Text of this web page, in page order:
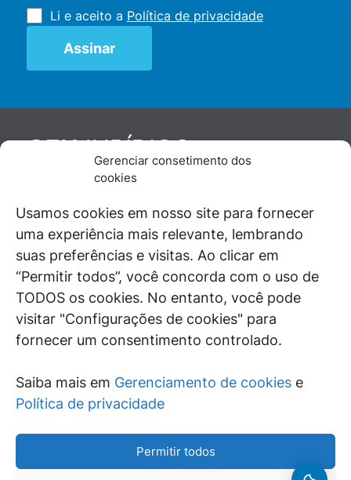
Gerenciar consetimento dos
cookies
Usamos cookies em nosso site para fornecer
uma experiência mais relevante, lembrando
suas preferências e visitas. Ao clicar em
“Permitir todos”, você concorda com o uso de
TODOS os cookies. No entanto, você pode
visitar "Configurações de cookies" para
fornecer um consentimento controlado.
Saiba mais em Gerenciamento de cookies e
Política de privacidade
Permitir todos
Li e aceito a Política de privacidade
GENJURÍDICO
De maneira independente, os autores e
juristas e doutrinadores nacionais, se posicionam
diante de questões relevantes do cotidiano e
universo jurídico.
SIGA